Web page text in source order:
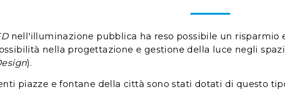
nell'illuminazione pubblica ha reso possibile un risparmio
nella progettazione e gestione della luce negli
).
piazze e fontane della città sono stati dotati di questo